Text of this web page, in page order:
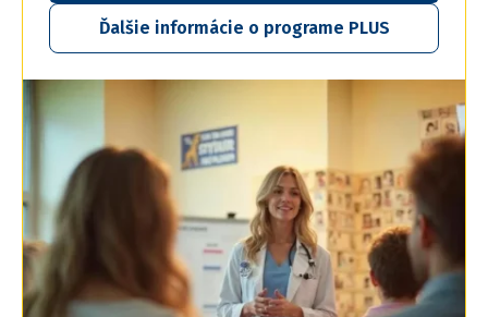
Ďalšie informácie o programe PLUS